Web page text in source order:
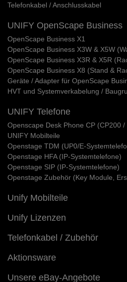
Telefonkabel / Anschlusskabel
UNIFY OpenScape Business
OpenScape Business X1
OpenScape Business X3W & X5W
OpenScape Business X3R & X5R
OpenScape Business X8 (Stand &
Geräte / Adapter für OpenScape
HVT und Systemverkabelung /
UNIFY Telefone
Openscape Desk Phone CP (CP200
UNIFY Mobilteile
Openstage TDM (UP0/E-
Openstage HFA (IP-Systemtelefone)
Openstage SIP (IP-Systemtelefone)
Openstage Zubehör (Key Module,
Unify Mobilteile
Unify Lizenzen
Telefonkabel / Zubehör
Aktionsware
Unsere eBay-Angebote